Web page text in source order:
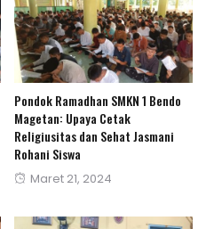
Pondok Ramadhan SMKN 1 Bendo
Magetan: Upaya Cetak
Religiusitas dan Sehat Jasmani
Rohani Siswa
Posted
Maret 21, 2024